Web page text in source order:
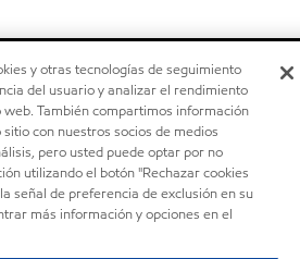
y otras tecnologías de seguimiento
del usuario y analizar el rendimiento
También compartimos información
con nuestros socios de medios
pero usted puede optar por no
utilizando el botón "Rechazar cookies
señal de preferencia de exclusión en su
más información y opciones en el